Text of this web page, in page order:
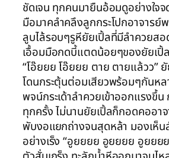
ชัดเจน ทุกคนมายืนอ้อมดูอย่างใจ
มือมาคลำคลึงลูกกระโปกอาจาร
ลูบไล้รอบๆรูหียัยเปิ้ลที่มีลำควยส
เอื้อมมือกดบี้แตดน้อยๆของยัยเปิ้
“โอ๊ยยย โอ๊ยยย ตาย ตายแล้วว”
โดนกระตุ้นต่อมเสียวพร้อมๆกันหล
พจน์กระเด้าลำควยเข้าออกแรงขึ้
ทุกครั้ง ไม่นานยัยเปิ้ลก็กอดคออา
พับงอแยกถ่างจนสุดหล้า มองเห็น
อย่างเร็ง “อูยยยย อูยยยย อูยยย